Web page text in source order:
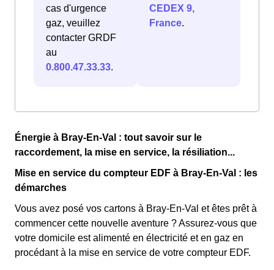
cas d'urgence
gaz, veuillez
contacter GRDF
au
0.800.47.33.33.
CEDEX 9,
France.
Énergie à Bray-En-Val : tout savoir sur le
raccordement, la mise en service, la résiliation...
Mise en service du compteur EDF à Bray-En-Val : les
démarches
Vous avez posé vos cartons à Bray-En-Val et êtes prêt à
commencer cette nouvelle aventure ? Assurez-vous que
votre domicile est alimenté en électricité et en gaz en
procédant à la mise en service de votre compteur EDF.